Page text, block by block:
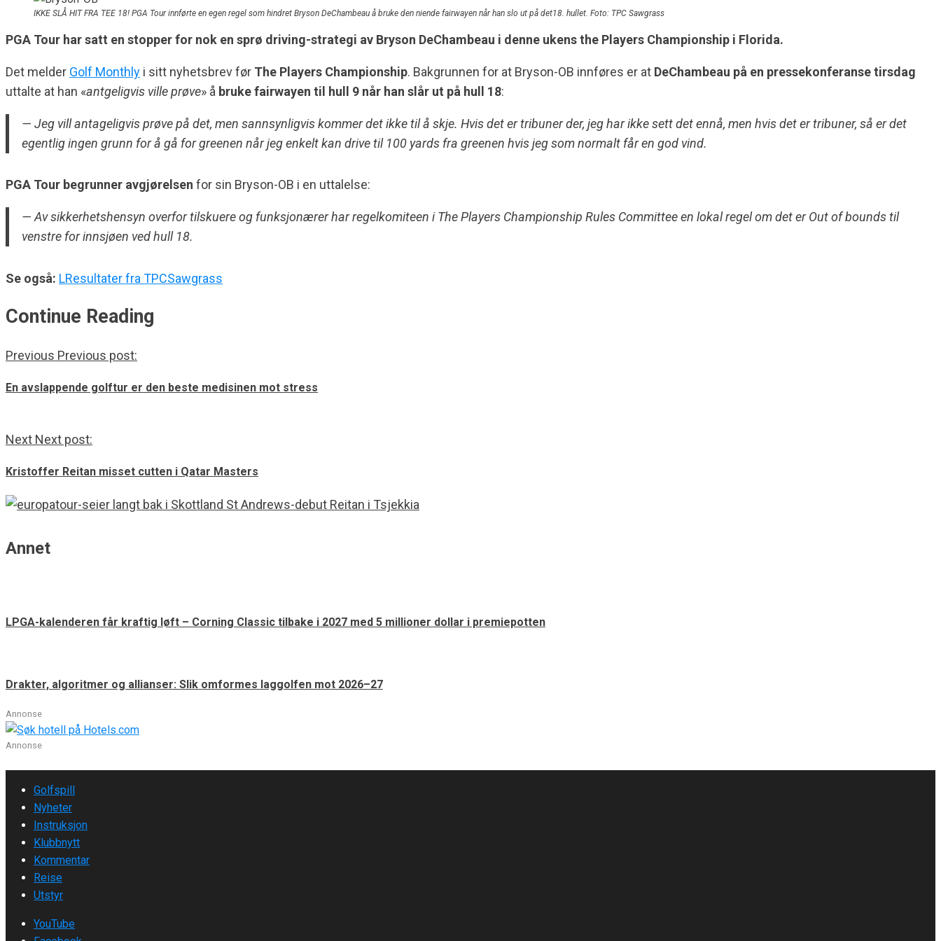
IKKE SLÅ HIT FRA TEE 18! PGA Tour innførte en egen regel som hindret Bryson DeChambeau å bruke den niende fairwayen når han slo ut på det18. hullet. Foto: TPC Sawgrass
PGA Tour har satt en stopper for nok en sprø driving-strategi av Bryson DeChambeau i denne ukens the Players Championship i Florida.
Det melder Golf Monthly i sitt nyhetsbrev før The Players Championship. Bakgrunnen for at Bryson-OB innføres er at DeChambeau på en pressekonferanse tirsdag
uttalte at han «antgeligvis ville prøve» å bruke fairwayen til hull 9 når han slår ut på hull 18:
— Jeg vill antageligvis prøve på det, men sannsynligvis kommer det ikke til å skje. Hvis det er tribuner der, jeg har ikke sett det ennå, men hvis det er tribuner, så er det
egentlig ingen grunn for å gå for greenen når jeg enkelt kan drive til 100 yards fra greenen hvis jeg som normalt får en god vind.
PGA Tour begrunner avgjørelsen for sin Bryson-OB i en uttalelse:
— Av sikkerhetshensyn overfor tilskuere og funksjonærer har regelkomiteen i The Players Championship Rules Committee en lokal regel om det er Out of bounds til
venstre for innsjøen ved hull 18.
Se også: LResultater fra TPCSawgrass
Continue Reading
Previous Previous post:
En avslappende golftur er den beste medisinen mot stress
Next Next post:
Kristoffer Reitan misset cutten i Qatar Masters
Annet
LPGA-kalenderen får kraftig løft – Corning Classic tilbake i 2027 med 5 millioner dollar i premiepotten
Drakter, algoritmer og allianser: Slik omformes laggolfen mot 2026–27
Annonse
Annonse
Golfspill
Nyheter
Instruksjon
Klubbnytt
Kommentar
Reise
Utstyr
YouTube